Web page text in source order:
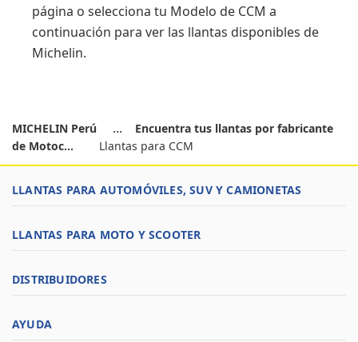
página o selecciona tu Modelo de CCM a
continuación para ver las llantas disponibles de
Michelin.
MICHELIN Perú
Encuentra tus llantas por fabricante
de Motoc...
Llantas para CCM
LLANTAS PARA AUTOMÓVILES, SUV Y CAMIONETAS
LLANTAS PARA MOTO Y SCOOTER
DISTRIBUIDORES
AYUDA